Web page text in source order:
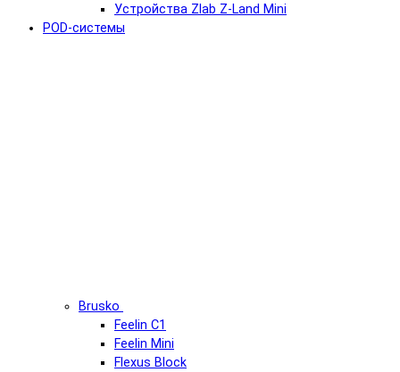
Устройства Zlab Z-Land Mini
POD-системы
Brusko
Feelin C1
Feelin Mini
Flexus Block